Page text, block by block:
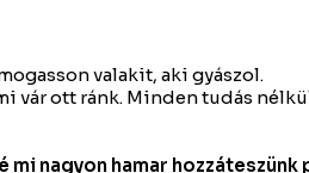
valakit, aki gyászol.
vár ott ránk. Minden tudás
mi nagyon hamar